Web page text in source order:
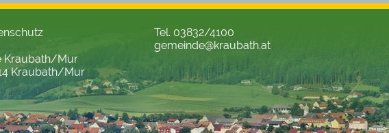
Kraubath/Mur
Kraubath/Mur
Tel. 03832/4100
gemeinde@kraubath.at